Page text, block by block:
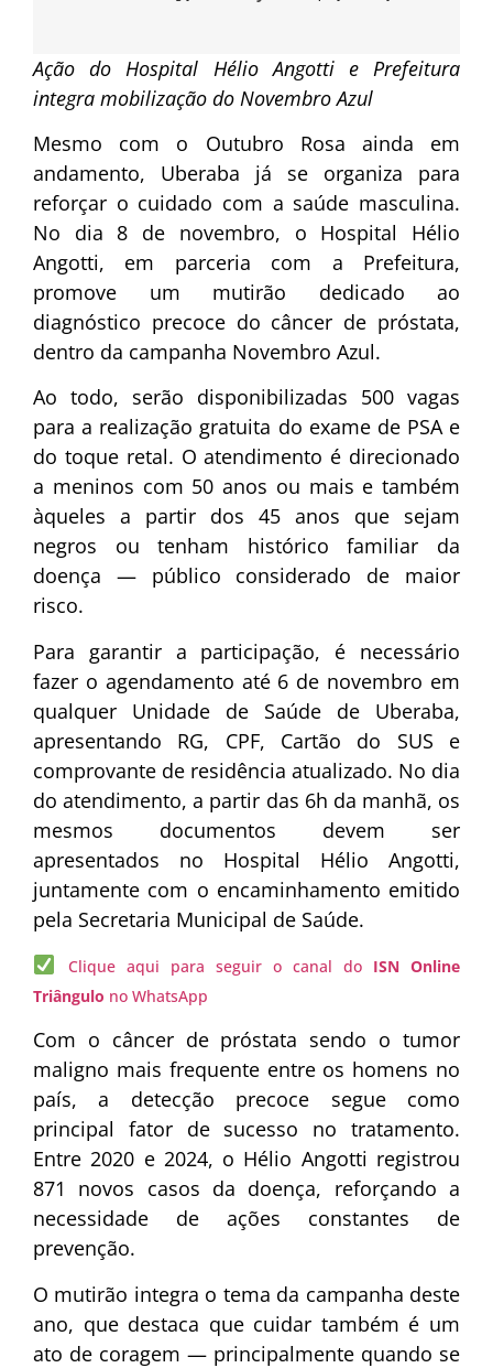
Ação do Hospital Hélio Angotti e Prefeitura
integra mobilização do Novembro Azul
Mesmo com o Outubro Rosa ainda em
andamento, Uberaba já se organiza para
reforçar o cuidado com a saúde masculina.
No dia 8 de novembro, o Hospital Hélio
Angotti, em parceria com a Prefeitura,
promove um mutirão dedicado ao
diagnóstico precoce do câncer de próstata,
dentro da campanha Novembro Azul.
Ao todo, serão disponibilizadas 500 vagas
para a realização gratuita do exame de PSA e
do toque retal. O atendimento é direcionado
a meninos com 50 anos ou mais e também
àqueles a partir dos 45 anos que sejam
negros ou tenham histórico familiar da
doença — público considerado de maior
risco.
Para garantir a participação, é necessário
fazer o agendamento até 6 de novembro em
qualquer Unidade de Saúde de Uberaba,
apresentando RG, CPF, Cartão do SUS e
comprovante de residência atualizado. No dia
do atendimento, a partir das 6h da manhã, os
mesmos documentos devem ser
apresentados no Hospital Hélio Angotti,
juntamente com o encaminhamento emitido
pela Secretaria Municipal de Saúde.
Clique aqui para seguir o canal do ISN Online
Triângulo no WhatsApp
Com o câncer de próstata sendo o tumor
maligno mais frequente entre os homens no
país, a detecção precoce segue como
principal fator de sucesso no tratamento.
Entre 2020 e 2024, o Hélio Angotti registrou
871 novos casos da doença, reforçando a
necessidade de ações constantes de
prevenção.
O mutirão integra o tema da campanha deste
ano, que destaca que cuidar também é um
ato de coragem — principalmente quando se